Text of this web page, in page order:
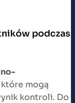
podczas
które mogą
kontroli. Do